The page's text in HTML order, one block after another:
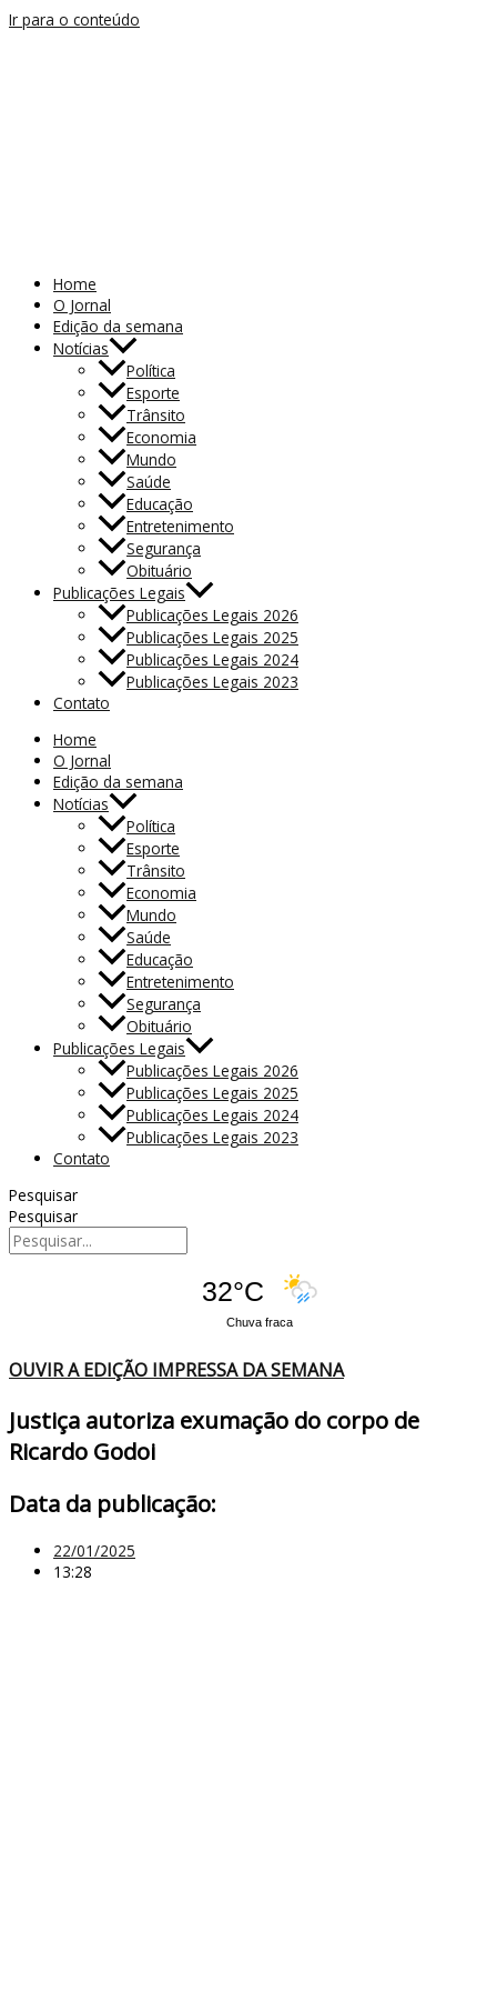
Ir para o conteúdo
Home
O Jornal
Edição da semana
Notícias
Política
Esporte
Trânsito
Economia
Mundo
Saúde
Educação
Entretenimento
Segurança
Obituário
Publicações Legais
Publicações Legais 2026
Publicações Legais 2025
Publicações Legais 2024
Publicações Legais 2023
Contato
Home
O Jornal
Edição da semana
Notícias
Política
Esporte
Trânsito
Economia
Mundo
Saúde
Educação
Entretenimento
Segurança
Obituário
Publicações Legais
Publicações Legais 2026
Publicações Legais 2025
Publicações Legais 2024
Publicações Legais 2023
Contato
Pesquisar
Pesquisar
32°C
Chuva fraca
OUVIR A EDIÇÃO IMPRESSA DA SEMANA
Justiça autoriza exumação do corpo de
Ricardo Godoi
Data da publicação:
22/01/2025
13:28